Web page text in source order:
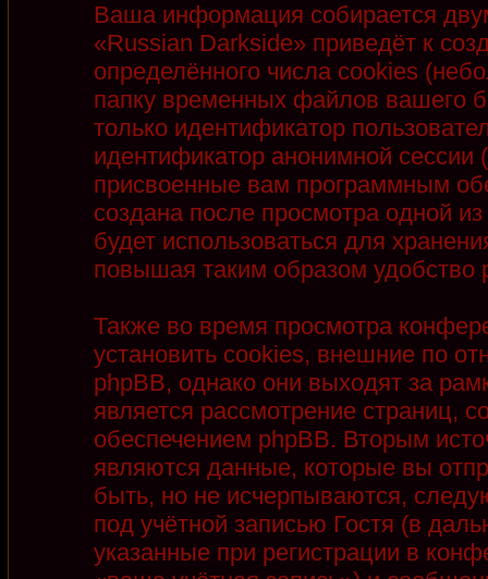
Ваша информация собирается
«Russian Darkside» приведёт к
определённого числа cookies
папку временных файлов вашего
только идентификатор
идентификатор анонимной
присвоенные вам программным
создана после просмотра одной
будет использоваться для
повышая таким образом
Также во время просмотра
установить cookies, внешние по
phpBB, однако они выходят за
является рассмотрение страниц,
обеспечением phpBB. Вторым
являются данные, которые вы
быть, но не исчерпываются,
под учётной записью Гостя (в
указанные при регистрации в